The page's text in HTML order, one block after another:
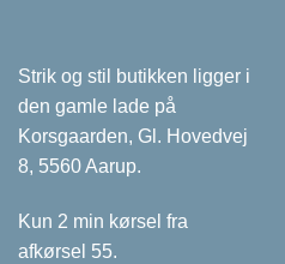
Strik og stil butikken ligger i
den gamle lade på
Korsgaarden, Gl. Hovedvej
8, 5560 Aarup.
Kun 2 min kørsel fra
afkørsel 55.